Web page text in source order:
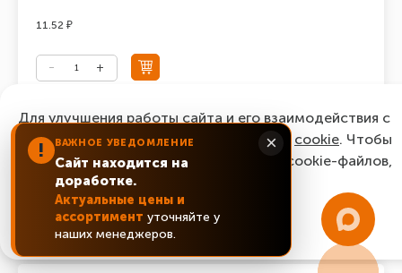
11.52 ₽
Болт в/проч. DIN 933 (ГОСТ 7798-70, 7805-70) полная
резьба М12*30 кл.пр. 10.9 цинк
Артикул: 933-12*30/109 Ед. изм. шт.
11.12 ₽
! ВАЖНОЕ УВЕДОМЛЕНИЕ
Сайт находится на
доработке.
Актуальные цены и
ассортимент уточняйте у
наших менеджеров.
×
Для улучшения работы сайта и его взаимодействия с
пользователями мы используем файлы cookie. Чтобы
согласиться с нашим использованием cookie-файлов,
нажмите “Ок, понятно!”
ОК, понятно!